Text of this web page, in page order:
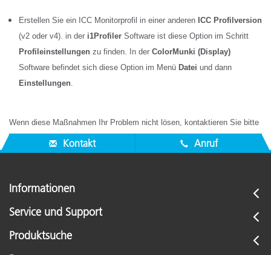
Erstellen Sie ein ICC Monitorprofil in einer anderen ICC Profilversion
(v2 oder v4). in der i1Profiler Software ist diese Option im Schritt
Profileinstellungen zu finden. In der ColorMunki (Display)
Software befindet sich diese Option im Menü Datei und dann
Einstellungen.
Wenn diese Maßnahmen Ihr Problem nicht lösen, kontaktieren Sie bitte
den X-Rite Support auf http://www.xrite.com/contact_us.aspx
Kontakt Anruf
Informationen
Service und Support
Produktsuche